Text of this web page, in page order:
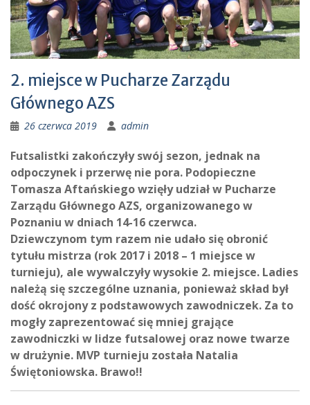
2. miejsce w Pucharze Zarządu
Głównego AZS
26 czerwca 2019 admin
Futsalistki zakończyły swój sezon, jednak na
odpoczynek i przerwę nie pora. Podopieczne
Tomasza Aftańskiego wzięły udział w Pucharze
Zarządu Głównego AZS, organizowanego w
Poznaniu w dniach 14-16 czerwca.
Dziewczynom tym razem nie udało się obronić
tytułu mistrza (rok 2017 i 2018 – 1 miejsce w
turnieju), ale wywalczyły wysokie 2. miejsce. Ladies
należą się szczególne uznania, ponieważ skład był
dość okrojony z podstawowych zawodniczek. Za to
mogły zaprezentować się mniej grające
zawodniczki w lidze futsalowej oraz nowe twarze
w drużynie. MVP turnieju została Natalia
Świętoniowska. Brawo!!